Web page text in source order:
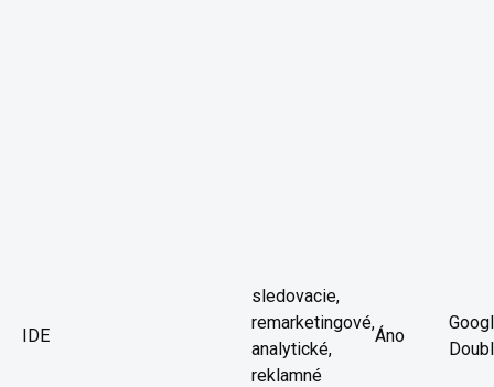
IDE
sledovacie,
remarketingové,
analytické,
reklamné
Áno